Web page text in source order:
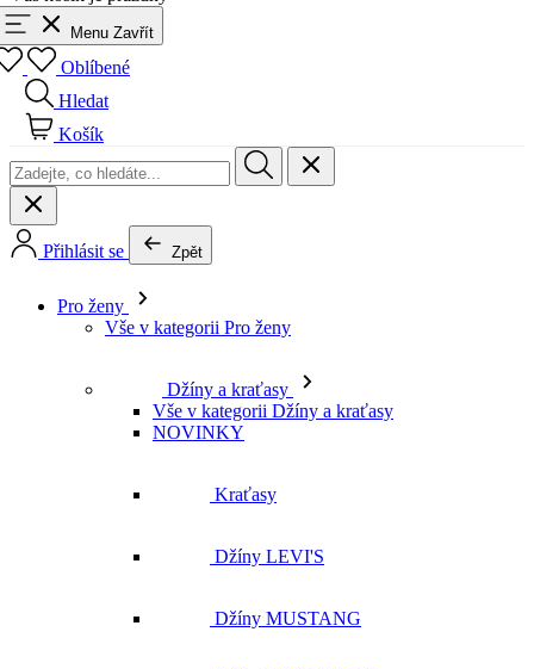
Menu Zavřít
Oblíbené
Hledat
Košík
Přihlásit se Zpět
Pro ženy
Vše v kategorii Pro ženy
Džíny a kraťasy
Vše v kategorii Džíny a kraťasy
NOVINKY
Kraťasy
Džíny LEVI'S
Džíny MUSTANG